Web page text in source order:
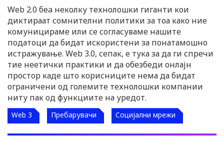
Web 2.0 беa неколку технолошки гиганти кои
диктираат сомнителни политики за тоа како ние
комуницираме или се согласуваме нашите
податоци да бидат искористени за понатамошно
истражување. Web 3.0, сепак, е тука за да ги спречи
тие неетички практики и да обезбеди онлајн
простор каде што корисниците нема да бидат
ограничени од големите технолошки компании
ниту пак од функциите на уредот.
Web 3 Пребарувачи Социјални мрежи